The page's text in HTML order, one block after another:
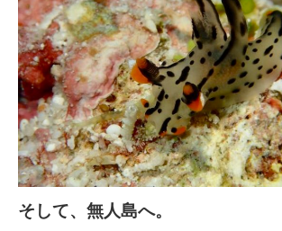
そして、無人島へ。